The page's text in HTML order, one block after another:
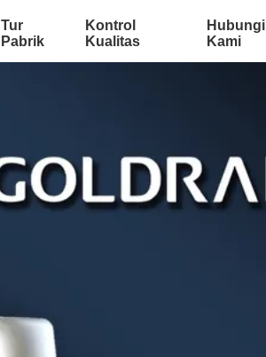
Tur
Pabrik
Kontrol
Kualitas
Hubungi
Kami